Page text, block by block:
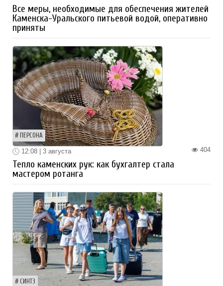
Все меры, необходимые для обеспечения жителей
Каменска-Уральского питьевой водой, оперативно
приняты
ПЕРСОНА
404
12:08 | 3 августа
Тепло каменских рук: как бухгалтер стала
мастером ротанга
СИНТЗ